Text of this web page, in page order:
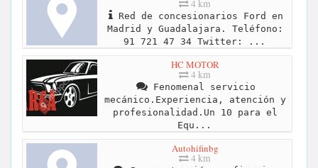
4 km
Red de concesionarios Ford en
Madrid y Guadalajara. Teléfono:
91 721 47 34 Twitter: ...
HC MOTOR
4 km
Fenomenal servicio
mecánico.Experiencia, atención y
profesionalidad.Un 10 para el
Equ...
Autohifinbg
4 km